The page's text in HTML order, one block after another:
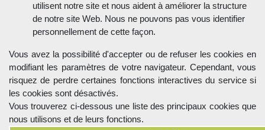
utilisent notre site et nous aident à améliorer la structure
de notre site Web. Nous ne pouvons pas vous identifier
personnellement de cette façon.
Vous avez la possibilité d'accepter ou de refuser les cookies en
modifiant les paramètres de votre navigateur. Cependant, vous
risquez de perdre certaines fonctions interactives du service si
les cookies sont désactivés.
Vous trouverez ci-dessous une liste des principaux cookies que
nous utilisons et de leurs fonctions.